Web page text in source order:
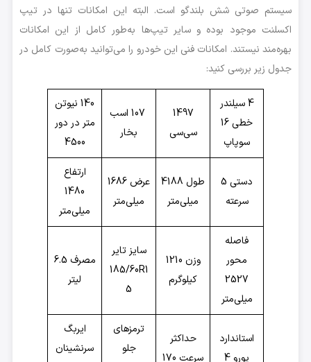
سیستم صوتی شش بلندگو است. البته این امکانات تنها در تیپ
اکسلنت موجود بوده و سایر تیپ‌ها به‌طور کامل از این امکانات
بهره‌مند نیستند. امکانات فنی این خودرو را می‌توانید به‌صورت کامل در
جدول زیر بررسی کنید:
4 سیلندر
خطی 16
سوپاپ
1497
سی‌سی
107 اسب
بخار
140 نیوتن
متر در دور
4500
دستی 5
سرعته
طول 4188
میلی‌متر
عرض 1686
میلی‌متر
ارتفاع
1480
میلی‌متر
فاصله
محور
2527
میلی‌متر
وزن 1210
کیلوگرم
سایز تایر
185/60R1
5
مصرف 6.5
لیتر
استاندارد
یورو 4
حداکثر
سرعت 170
ترمزهای
جلو
ایربگ
سرنشینان